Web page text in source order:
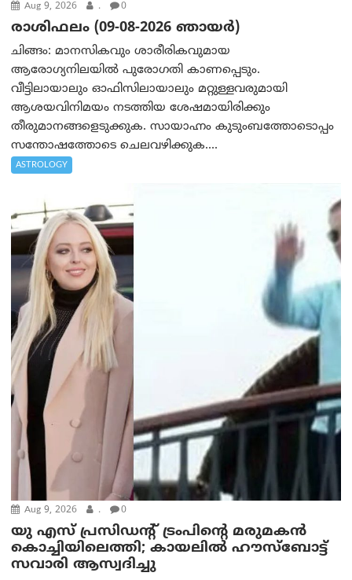
Aug 9, 2026 . 0
രാശിഫലം (09-08-2026 ഞായര്‍)
ചിങ്ങം: മാനസികവും ശാരീരികവുമായ
ആരോഗ്യനിലയിൽ പുരോഗതി കാണപ്പെടും.
വീട്ടിലായാലും ഓഫിസിലായാലും മറ്റുള്ളവരുമായി
ആശയവിനിമയം നടത്തിയ ശേഷമായിരിക്കും
തീരുമാനങ്ങളെടുക്കുക. സായാഹ്നം കുടുംബത്തോടൊപ്പം
സന്തോഷത്തോടെ ചെലവഴിക്കുക....
ASTROLOGY
Aug 9, 2026 . 0
യു എസ് പ്രസിഡന്റ് ട്രംപിന്റെ മരുമകൻ
കൊച്ചിയിലെത്തി; കായലിൽ ഹൗസ്ബോട്ട്
സവാരി ആസ്വദിച്ചു